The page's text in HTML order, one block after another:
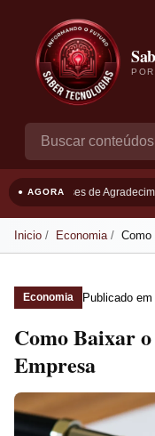
● AGORAFrases de
Inicio Economia Como
Economia Publicado em
Como Baixar
Empresa